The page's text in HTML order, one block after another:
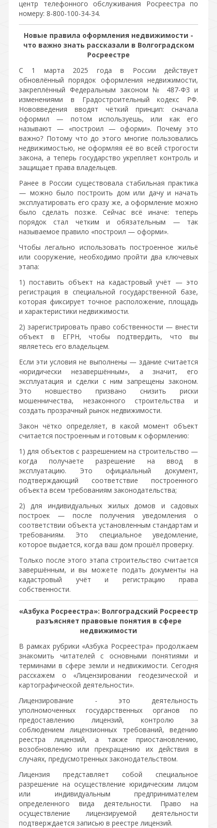
центр телефонного обслуживания Росреестра по
номеру: 8-800-100-34-34.
Новые правила оформления недвижимости -
что важно знать рассказали в Волгоградском
Росреестре
С 1 марта 2025 года в России действует
обновлённый порядок оформления недвижимости,
закреплённый Федеральным законом № 487-ФЗ и
изменениями в Градостроительный кодекс РФ.
Нововведения вводят чёткий принцип: сначала
оформил — потом используешь, или как его
называют — «построил — оформи». Почему это
важно? Потому что до этого многие пользовались
недвижимостью, не оформляя её во всей строгости
закона, а теперь государство укрепляет контроль и
защищает права владельцев.
Ранее в России существовала стабильная практика
— можно было построить дом или дачу и начать
эксплуатировать его сразу же, а оформление можно
было сделать позже. Сейчас всё иначе: теперь
порядок стал четким и обязательным — так
называемое правило «построил — оформи».
Чтобы легально использовать построенное жильё
или сооружение, необходимо пройти два ключевых
этапа:
1) поставить объект на кадастровый учёт — это
регистрация в специальной государственной базе,
которая фиксирует точное расположение, площадь
и характеристики недвижимости.
2) зарегистрировать право собственности — внести
объект в ЕГРН, чтобы подтвердить, что вы
являетесь его владельцем.
Если эти условия не выполнены — здание считается
«юридически незавершённым», а значит, его
эксплуатация и сделки с ним запрещены законом.
Это новшество призвано снизить риски
мошенничества, незаконного строительства и
создать прозрачный рынок недвижимости.
Закон чётко определяет, в какой момент объект
считается построенным и готовым к оформлению:
1) для объектов с разрешением на строительство —
когда получаете разрешение на ввод в
эксплуатацию. Это официальный документ,
подтверждающий соответствие построенного
объекта всем требованиям законодательства;
2) для индивидуальных жилых домов и садовых
построек — после получения уведомления о
соответствии объекта установленным стандартам и
требованиям. Это специальное уведомление,
которое выдается, когда ваш дом прошёл проверку.
Только после этого этапа строительство считается
завершённым, и вы можете подать документы на
кадастровый учёт и регистрацию права
собственности.
«Азбука Росреестра»: Волгоградский Росреестр
разъясняет правовые понятия в сфере
недвижимости
В рамках рубрики «Азбука Росреестра» продолжаем
знакомить читателей с основными понятиями и
терминами в сфере земли и недвижимости. Сегодня
расскажем о «Лицензировании геодезической и
картографической деятельности».
Лицензирование - это деятельность
уполномоченных государственных органов по
предоставлению лицензий, контролю за
соблюдением лицензионных требований, ведению
реестра лицензий, а также приостановлению,
возобновлению или прекращению их действия в
случаях, предусмотренных законодательством.
Лицензия представляет собой специальное
разрешение на осуществление юридическим лицом
или индивидуальным предпринимателем
определенного вида деятельности. Право на
осуществление лицензируемой деятельности
подтверждается записью в реестре лицензий.